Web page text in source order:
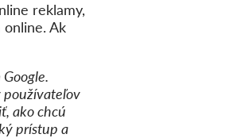
reklamy,
online. Ak
používateľov
ako chcú
prístup a